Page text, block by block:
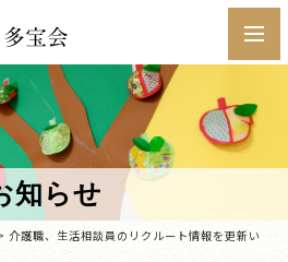
知らせ
介護職、生活相談員のリクルート情報を更新い